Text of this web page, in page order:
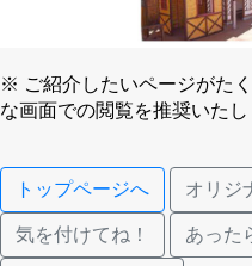
※ ご紹介したいページがた
な画面での閲覧を推奨いたし
トップページへ オリジ
気を付けてね！ あった